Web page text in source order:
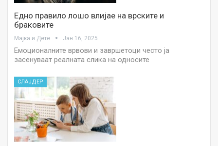
Едно правило лошо влијае на врските и
браковите
Мајка и Дете Јан 16, 2025
Емоционалните врвови и завршетоци често ја
засенуваат реалната слика на односите
СЛАЈДЕР